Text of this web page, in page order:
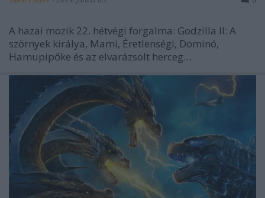
A hazai mozik 22. hétvégi forgalma: Godzilla II: A
szörnyek királya, Mami, Éretlenségi, Dominó,
Hamupipőke és az elvarázsolt herceg…